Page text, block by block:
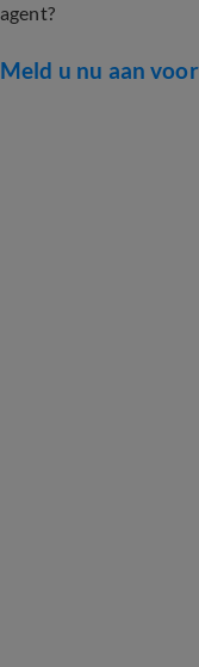
agent?
Meld u nu aan